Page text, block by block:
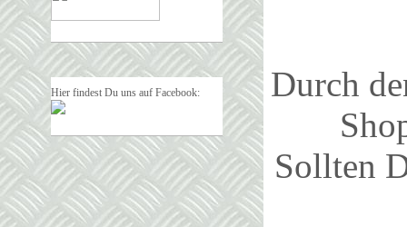
Hier findest Du uns auf Facebook:
Durch
Sollten